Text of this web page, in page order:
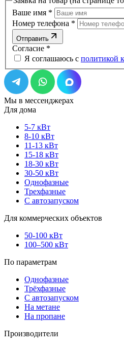
Ваше имя *
Номер телефона *
Отправить
Согласие *
Я соглашаюсь с политикой
Мы в мессенджерах
Для дома
5-7 кВт
8-10 кВт
11-13 кВт
15-18 кВт
18-30 кВт
30-50 кВт
Однофазные
Трехфазные
С автозапуском
Для коммерческих объектов
50-100 кВт
100–500 кВт
По параметрам
Однофазные
Трёхфазные
С автозапуском
На метане
На пропане
Производители